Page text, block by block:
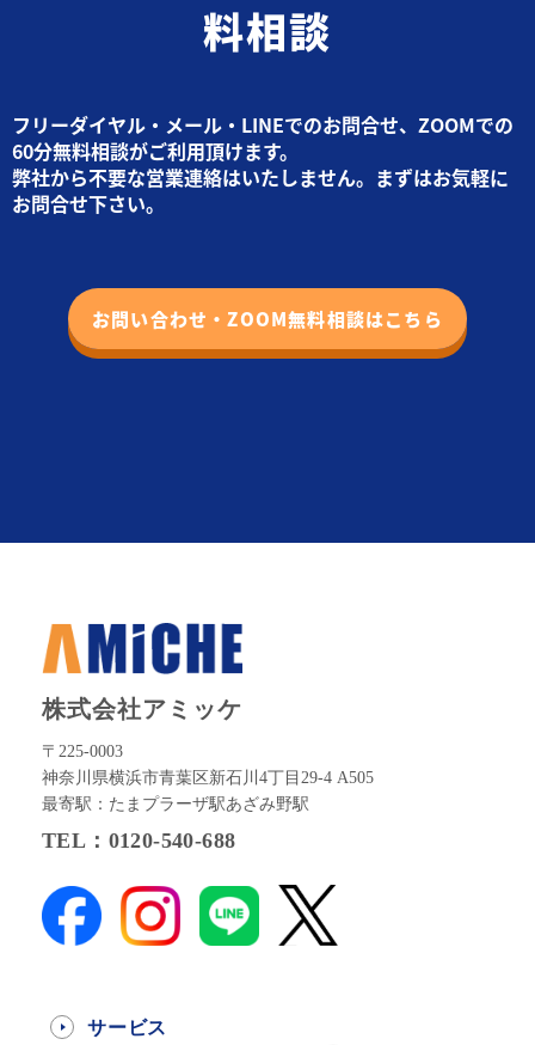
料相談
フリーダイヤル・メール・LINEでのお問合せ、ZOOMでの
60分無料相談がご利用頂けます。
弊社から不要な営業連絡はいたしません。まずはお気軽に
お問合せ下さい。
お問い合わせ・ZOOM無料相談はこちら
株式会社アミッケ
〒225-0003
神奈川県横浜市青葉区新石川4丁目29-4 A505
最寄駅：たまプラーザ駅あざみ野駅
TEL：0120-540-688
サービス